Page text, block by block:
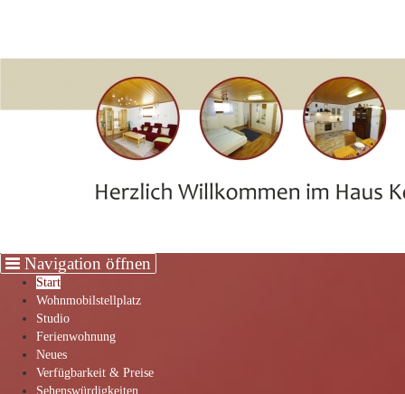
Start
Wohnmobilstellplatz
Studio
Ferienwohnung
Neues
Verfügbarkeit & Preise
Sehenswürdigkeiten